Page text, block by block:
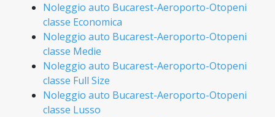
Noleggio auto Bucarest-Aeroporto-Otopeni
classe Economica
Noleggio auto Bucarest-Aeroporto-Otopeni
classe Medie
Noleggio auto Bucarest-Aeroporto-Otopeni
classe Full Size
Noleggio auto Bucarest-Aeroporto-Otopeni
classe Lusso